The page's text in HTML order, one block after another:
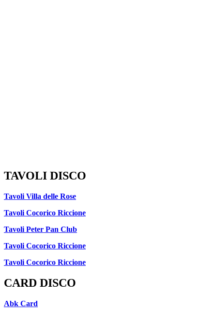
TAVOLI DISCO
Tavoli Villa delle Rose
Tavoli Cocorico Riccione
Tavoli Peter Pan Club
Tavoli Cocorico Riccione
Tavoli Cocorico Riccione
CARD DISCO
Abk Card